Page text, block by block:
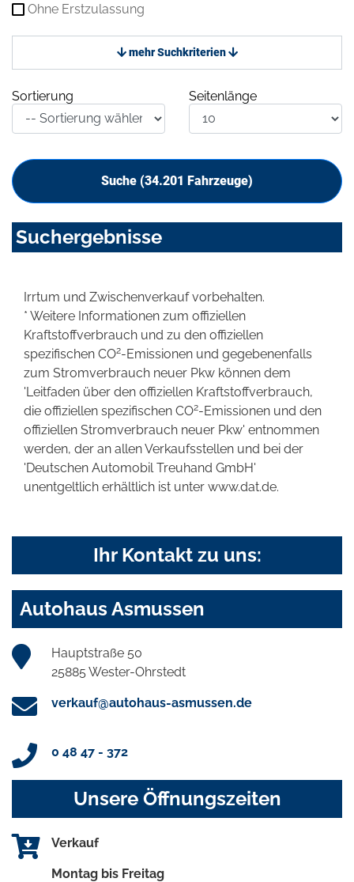
Ohne Erstzulassung
mehr Suchkriterien
Sortierung Seitenlänge
Suche (34.201 Fahrzeuge)
Suchergebnisse
Irrtum und Zwischenverkauf vorbehalten.
* Weitere Informationen zum offiziellen
Kraftstoffverbrauch und zu den offiziellen
spezifischen CO2-Emissionen und gegebenenfalls
zum Stromverbrauch neuer Pkw können dem
'Leitfaden über den offiziellen Kraftstoffverbrauch,
die offiziellen spezifischen CO2-Emissionen und den
offiziellen Stromverbrauch neuer Pkw' entnommen
werden, der an allen Verkaufsstellen und bei der
'Deutschen Automobil Treuhand GmbH'
unentgeltlich erhältlich ist unter www.dat.de.
Ihr Kontakt zu uns:
Autohaus Asmussen
Hauptstraße 50
25885 Wester-Ohrstedt
verkauf@autohaus-asmussen.de
0 48 47 - 372
Unsere Öffnungszeiten
Verkauf
Montag bis Freitag